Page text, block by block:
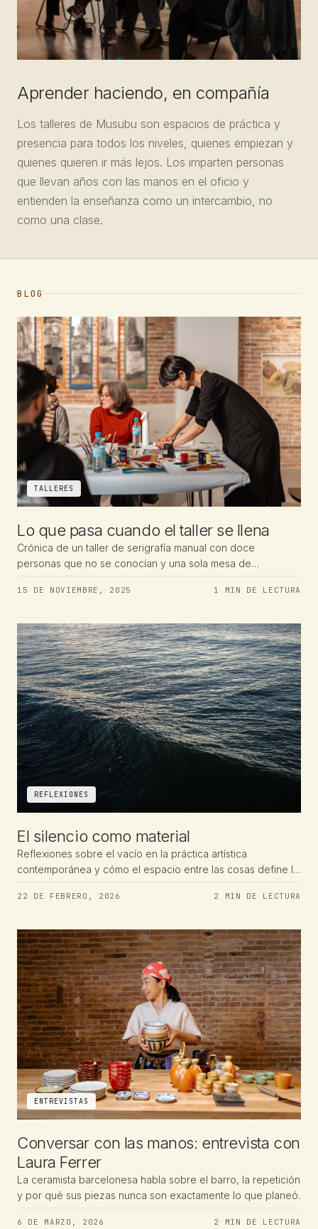
Aprender haciendo, en compañía
Los talleres de Musubu son espacios de práctica y
presencia para todos los niveles, quienes empiezan y
quienes quieren ir más lejos. Los imparten personas
que llevan años con las manos en el oficio y
entienden la enseñanza como un intercambio, no
como una clase.
BLOG
TALLERES
Lo que pasa cuando el taller se llena
Crónica de un taller de serigrafía manual con doce
personas que no se conocían y una sola mesa de
15 DE NOVIEMBRE, 2025 1 MIN DE LECTURA
REFLEXIONES
El silencio como material
Reflexiones sobre el vacío en la práctica artística
contemporánea y cómo el espacio entre las cosas define la
22 DE FEBRERO, 2026 2 MIN DE LECTURA
ENTREVISTAS
Conversar con las manos: entrevista con
Laura Ferrer
La ceramista barcelonesa habla sobre el barro, la repetición
y por qué sus piezas nunca son exactamente lo que planeó.
6 DE MARZO, 2026 2 MIN DE LECTURA